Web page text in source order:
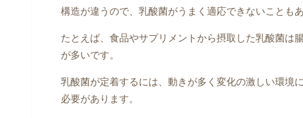
構造が違うので、乳酸菌がうまく適応できないこともあ
たとえば、食品やサプリメントから摂取した乳酸菌は
が多いです。
乳酸菌が定着するには、動きが多く変化の激しい環境
必要があります。